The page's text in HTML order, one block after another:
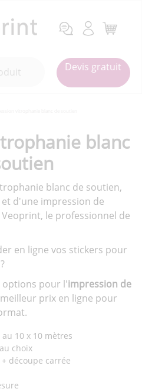
Devis gratuit
blanc
blanc de soutien,
d'une impression de
le professionnel de
en ligne vos stickers pour
options pour l'impression de
prix en ligne pour
10 x 10 mètres
choix
découpe carrée